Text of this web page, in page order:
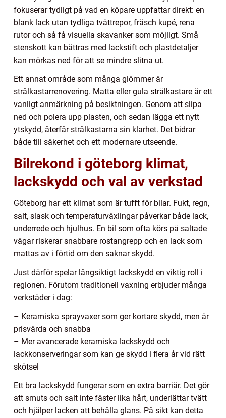
fokuserar tydligt på vad en köpare uppfattar direkt: en
blank lack utan tydliga tvättrepor, fräsch kupé, rena
rutor och så få visuella skavanker som möjligt. Små
stenskott kan bättras med lackstift och plastdetaljer
kan mörkas ned för att se mindre slitna ut.
Ett annat område som många glömmer är
strålkastarrenovering. Matta eller gula strålkastare är ett
vanligt anmärkning på besiktningen. Genom att slipa
ned och polera upp plasten, och sedan lägga ett nytt
ytskydd, återfår strålkastarna sin klarhet. Det bidrar
både till säkerhet och ett modernare utseende.
Bilrekond i göteborg klimat,
lackskydd och val av verkstad
Göteborg har ett klimat som är tufft för bilar. Fukt, regn,
salt, slask och temperaturväxlingar påverkar både lack,
underrede och hjulhus. En bil som ofta körs på saltade
vägar riskerar snabbare rostangrepp och en lack som
mattas av i förtid om den saknar skydd.
Just därför spelar långsiktigt lackskydd en viktig roll i
regionen. Förutom traditionell vaxning erbjuder många
verkstäder i dag:
– Keramiska sprayvaxer som ger kortare skydd, men är
prisvärda och snabba
– Mer avancerade keramiska lackskydd och
lackkonserveringar som kan ge skydd i flera år vid rätt
skötsel
Ett bra lackskydd fungerar som en extra barriär. Det gör
att smuts och salt inte fäster lika hårt, underlättar tvätt
och hjälper lacken att behålla glans. På sikt kan detta